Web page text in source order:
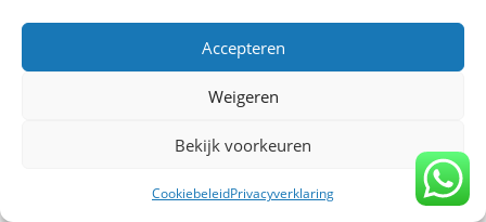
Accepteren
Weigeren
Bekijk voorkeuren
CookiebeleidPrivacyverklaring
BeatsbySV